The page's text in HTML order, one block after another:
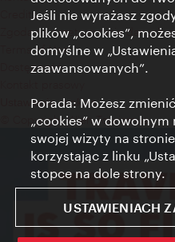
Credits
Zgoda na przetwarzanie danych
Terms of Use
Dostępność
Ustawienia cookies
© Copyright Wien Tourismus
Jeśli nie wyrażasz
plików „cookies”,
domyślne w
zaawansowanych”.
Porada: Możesz
„cookies” w
swojej wizyty na
korzystając z linku
stopce na dole strony.
USTAWIENIACH